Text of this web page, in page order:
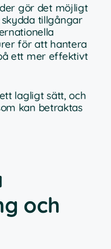
gör det möjligt
tillgångar
för att hantera
ett mer effektivt
lagligt sätt, och
kan betraktas
och